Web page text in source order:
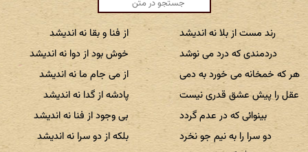
رند مست از بلا نه اندیشد
از فنا و بقا نه اندیشد
دردمندی که درد می نوشد
خوش بود از دوا نه اندیشد
هر که خمخانه می خورد به دمی
از می جام ما نه اندیشد
عقل را پیش عشق قدری نیست
پادشه از گدا نه اندیشد
بینوائی که در عدم گردد
بی وجود از فنا نه اندیشد
دو سرا را به نیم جو نخرد
بلکه از دو سرا نه اندیشد